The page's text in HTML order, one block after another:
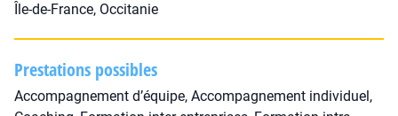
Île-de-France, Occitanie
Prestations possibles
Accompagnement d’équipe, Accompagnement individuel,